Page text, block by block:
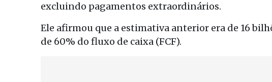
excluindo pagamentos extraordinários.
Ele afirmou que a estimativa anterior era de 16
de 60% do fluxo de caixa (FCF).